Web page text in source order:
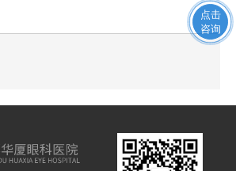
点击
咨询